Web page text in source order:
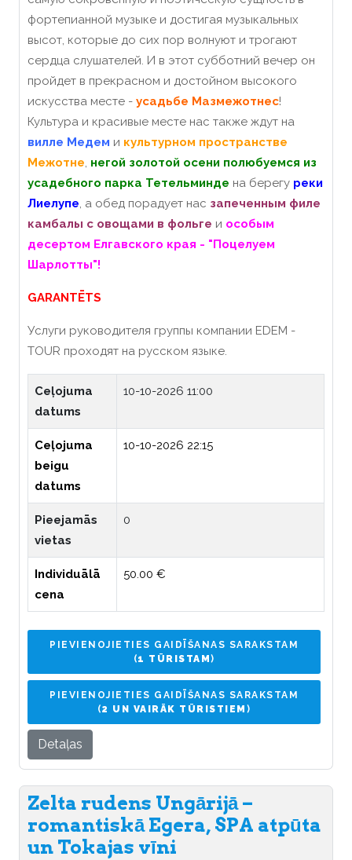
фортепианной музыке и достигая музыкальных
высот, которые до сих пор волнуют и трогают
сердца слушателей. И в этот субботний вечер он
пройдет в прекрасном и достойном высокого
искусства месте - усадьбе Мазмежотнес!
Культура и красивые месте нас также ждут на
вилле Медем и культурном пространстве
Межотне, негой золотой осени полюбуемся из
усадебного парка Тетельминде на берегу реки
Лиелупе, а обед порадует нас запеченным филе
камбалы с овощами в фольге и особым
десертом Елгавского края - "Поцелуем
Шарлотты"!
GARANTĒTS
Услуги руководителя группы компании EDEM -
TOUR проходят на русском языке.
Ceļojuma
datums
10-10-2026 11:00
Ceļojuma
beigu
datums
10-10-2026 22:15
Pieejamās
vietas
0
Individuālā
cena
50.00 €
PIEVIENOJIETIES GAIDĪŠANAS SARAKSTAM
(1 TŪRISTAM )
PIEVIENOJIETIES GAIDĪŠANAS SARAKSTAM
(2 UN VAIRĀK TŪRISTIEM )
Detaļas
Zelta rudens Ungārijā –
romantiskā Egera, SPA atpūta
un Tokajas vīni